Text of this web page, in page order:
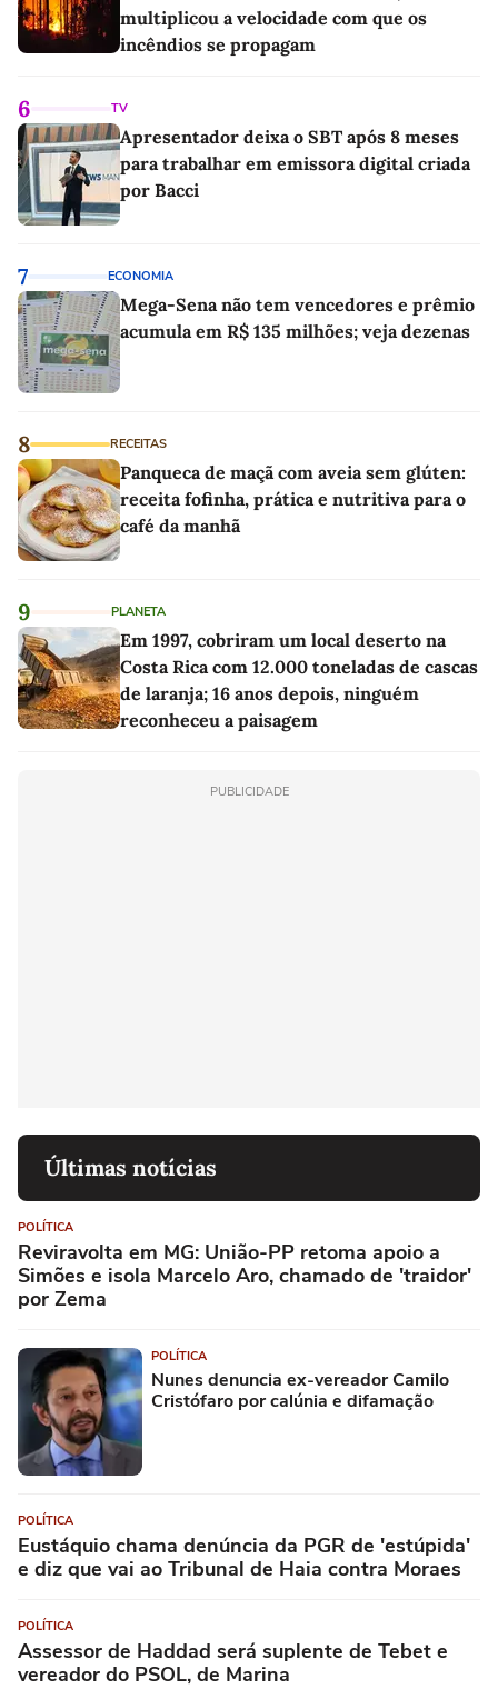
multiplicou a velocidade com que os
incêndios se propagam
6 TV
Apresentador deixa o SBT após 8 meses
para trabalhar em emissora digital criada
por Bacci
7 ECONOMIA
Mega-Sena não tem vencedores e prêmio
acumula em R$ 135 milhões; veja dezenas
8 RECEITAS
Panqueca de maçã com aveia sem glúten:
receita fofinha, prática e nutritiva para o
café da manhã
9 PLANETA
Em 1997, cobriram um local deserto na
Costa Rica com 12.000 toneladas de cascas
de laranja; 16 anos depois, ninguém
reconheceu a paisagem
PUBLICIDADE
Últimas notícias
POLÍTICA
Reviravolta em MG: União-PP retoma apoio a
Simões e isola Marcelo Aro, chamado de 'traidor'
por Zema
POLÍTICA
Nunes denuncia ex-vereador Camilo
Cristófaro por calúnia e difamação
POLÍTICA
Eustáquio chama denúncia da PGR de 'estúpida'
e diz que vai ao Tribunal de Haia contra Moraes
POLÍTICA
Assessor de Haddad será suplente de Tebet e
vereador do PSOL, de Marina